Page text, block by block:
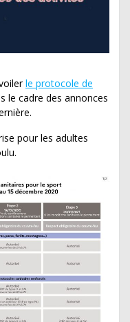
le protocole de
le cadre des annonces
pour les adultes